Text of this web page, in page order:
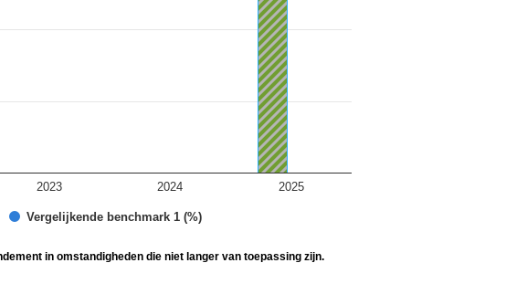
Vergelijkende benchmark 1 (%)
2023 2024 2025
in omstandigheden die niet langer van toepassing zijn.